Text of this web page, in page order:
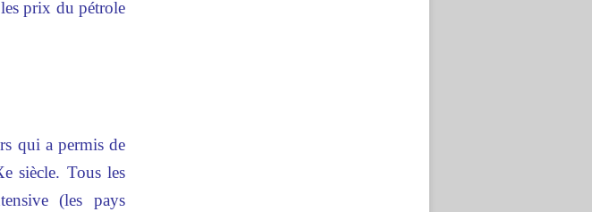
prix du pétrole
qui a permis de
siècle. Tous les
(les pays